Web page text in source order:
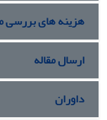
هزینه های بررسی
ارسال مقاله
داوران